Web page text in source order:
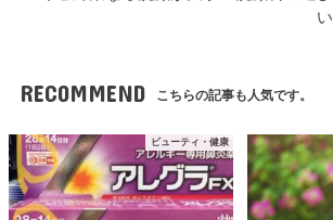
RECOMMEND こちらの記事も人気です。
ビューティ・健康